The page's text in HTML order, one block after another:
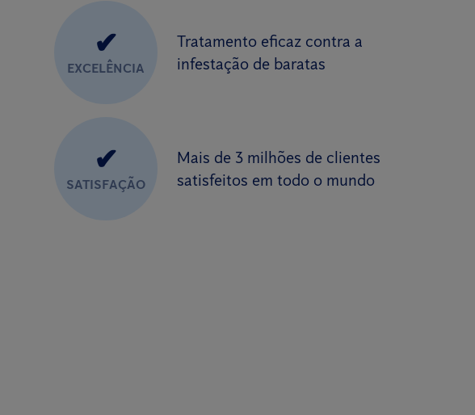
✔
EXCELÊNCIA
Tratamento eficaz contra a
infestação de baratas
✔
SATISFAÇÃO
Mais de 3 milhões de clientes
satisfeitos em todo o mundo